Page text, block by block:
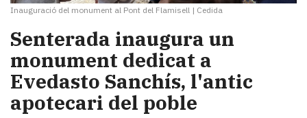
Inauguració del monument al Pont del Flamisell | Cedida
Senterada inaugura un
monument dedicat a
Evedasto Sanchís, l'antic
apotecari del poble